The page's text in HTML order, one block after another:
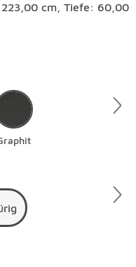
cm, Tiefe: 60,00